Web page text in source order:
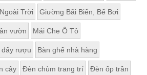
Trời Giường Bãi Biển, Bể Bơi
vườn Mái Che Ô Tô
đẩy rượu Bàn ghế nhà hàng
cây Đèn chùm trang trí Đèn ốp trần